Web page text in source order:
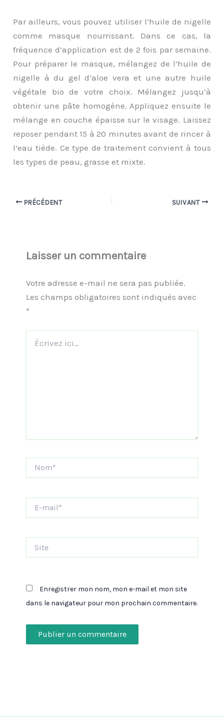
Par ailleurs, vous pouvez utiliser l’huile de nigelle
comme masque nourrissant. Dans ce cas, la
fréquence d’application est de 2 fois par semaine.
Pour préparer le masque, mélangez de l’huile de
nigelle à du gel d’aloe vera et une autre huile
végétale bio de votre choix. Mélangez jusqu’à
obtenir une pâte homogène. Appliquez ensuite le
mélange en couche épaisse sur le visage. Laissez
reposer pendant 15 à 20 minutes avant de rincer à
l’eau tiède. Ce type de traitement convient à tous
les types de peau, grasse et mixte.
PRÉCÉDENT SUIVANT
Laisser un commentaire
Votre adresse e-mail ne sera pas publiée.
Les champs obligatoires sont indiqués avec
*
ici…
mail*
Enregistrer mon nom, mon e-mail et mon site
dans le navigateur pour mon prochain commentaire.